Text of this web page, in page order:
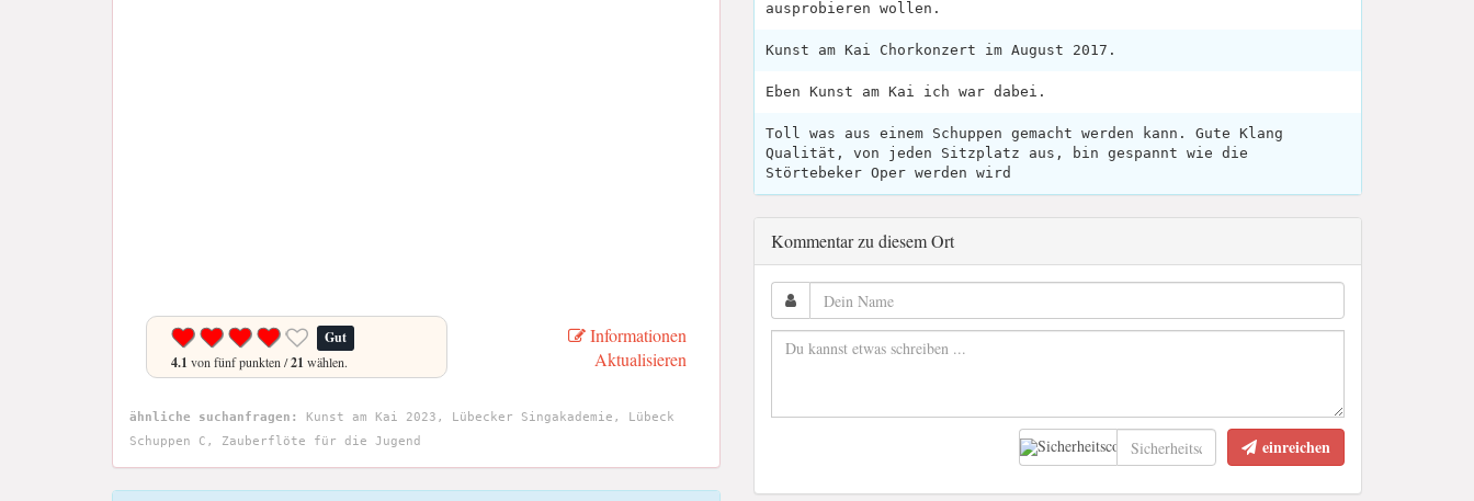
Gut
4.1 von fünf punkten /21 wählen.
Informationen
Aktualisieren
ähnliche suchanfragen:
Kunst am Kai 2023, Lübecker Singakademie, Lübeck
Schuppen C, Zauberflöte für die Jugend
ausprobieren wollen.
Kunst am Kai Chorkonzert im August 2017.
Eben Kunst am Kai ich war dabei.
Toll was aus einem Schuppen gemacht werden kann. Gute Klang
Qualität, von jeden Sitzplatz aus, bin gespannt wie die
Störtebeker Oper werden wird
Kommentar zu diesem Ort
einreichen